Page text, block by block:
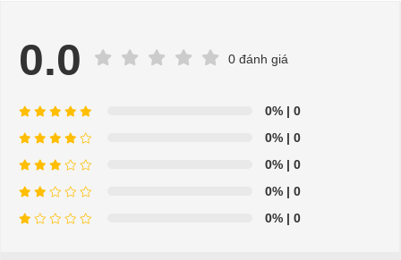
- Hỗ trợ giải đáp các vấn đề liên quan đến xe điện miễn phí
- Chuyên phụ tùng, phụ kiện - thiết bị dành cho xe điện.
- Dịch vụ sửa chữa, thay thế phụ tùng, phụ kiện - thiết bị cho
xe ô tô điện.
thay thế phụ tùng, phụ kiện - thiết bị cho xe điện. Giá thành
0.0 0 đánh giá
0% | 0
0% | 0
0% | 0
0% | 0
0% | 0